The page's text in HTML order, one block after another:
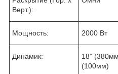
Верт.):
Мощность: 2000 Вт
Динамик:
18”
(100мм)